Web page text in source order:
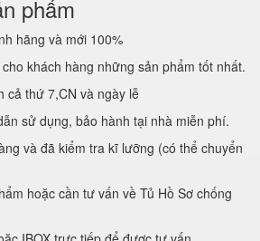
phẩm
hãng và mới 100%
khách hàng những sản phẩm tốt nhất.
cả thứ 7,CN và ngày lễ
sử dụng, bảo hành tại nhà miễn phí.
và đã kiểm tra kĩ lưỡng (có thể chuyển
hoặc cần tư vấn về Tủ Hồ Sơ chống